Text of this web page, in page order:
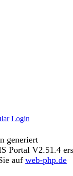
Login
generiert
Portal V2.51.4
auf web-php.de